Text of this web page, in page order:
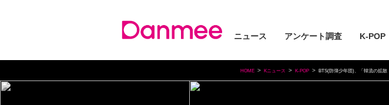
ニュース アンケート調査 K-POP
HOME Kニュース K-POP BTS(防弾少年団)、「韓流の拡